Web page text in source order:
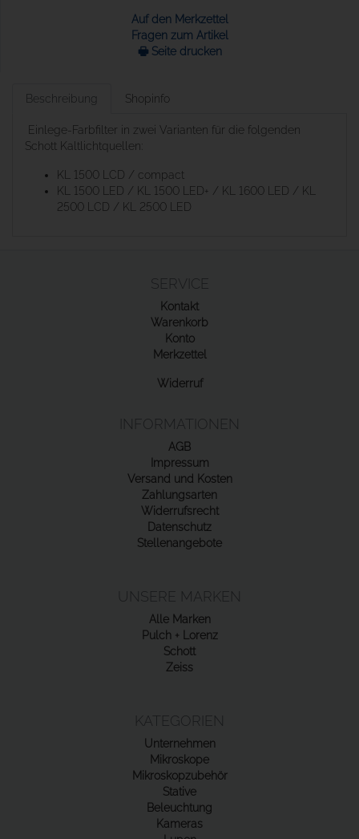
Auf den Merkzettel
Fragen zum Artikel
🖶 Seite drucken
Beschreibung Shopinfo
Einlege-Farbfilter in zwei Varianten für die folgenden
Schott Kaltlichtquellen:
KL 1500 LCD / compact
KL 1500 LED / KL 1500 LED+ / KL 1600 LED / KL
2500 LCD / KL 2500 LED
SERVICE
Kontakt
Warenkorb
Konto
Merkzettel
Widerruf
INFORMATIONEN
AGB
Impressum
Versand und Kosten
Zahlungsarten
Widerrufsrecht
Datenschutz
Stellenangebote
UNSERE MARKEN
Alle Marken
Pulch + Lorenz
Schott
Zeiss
KATEGORIEN
Unternehmen
Mikroskope
Mikroskopzubehör
Stative
Beleuchtung
Kameras